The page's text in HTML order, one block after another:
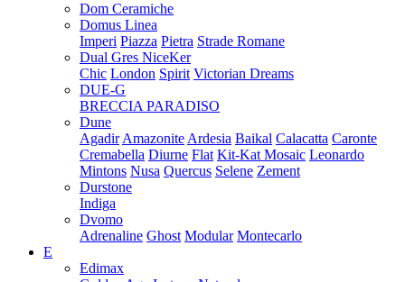
Dom Ceramiche
Domus Linea
Imperi Piazza Pietra Strade Romane
Dual Gres NiceKer
Chic London Spirit Victorian Dreams
DUE-G
BRECCIA PARADISO
Dune
Agadir Amazonite Ardesia Baikal Calacatta Caronte
Cremabella Diurne Flat Kit-Kat Mosaic Leonardo
Mintons Nusa Quercus Selene Zement
Durstone
Indiga
Dvomo
Adrenaline Ghost Modular Montecarlo
E
Edimax